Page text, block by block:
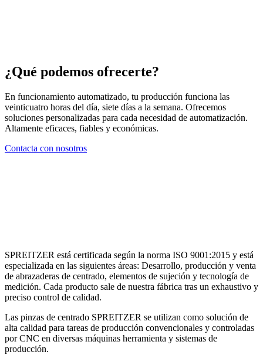
¿Qué podemos ofrecerte?
En funcionamiento automatizado, tu producción funciona las
veinticuatro horas del día, siete días a la semana. Ofrecemos
soluciones personalizadas para cada necesidad de automatización.
Altamente eficaces, fiables y económicas.
Contacta con nosotros
SPREITZER está certificada según la norma ISO 9001:2015 y está
especializada en las siguientes áreas: Desarrollo, producción y venta
de abrazaderas de centrado, elementos de sujeción y tecnología de
medición. Cada producto sale de nuestra fábrica tras un exhaustivo y
preciso control de calidad.
Las pinzas de centrado SPREITZER se utilizan como solución de
alta calidad para tareas de producción convencionales y controladas
por CNC en diversas máquinas herramienta y sistemas de
producción.